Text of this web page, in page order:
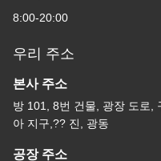
8:00-20:00
우리 주소
본사 주소
방 101, 8번 건물, 광장 도로,
아 지구,?? 진, 광동
공장 주소